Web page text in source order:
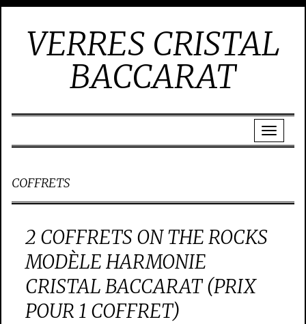
VERRES CRISTAL
BACCARAT
COFFRETS
2 COFFRETS ON THE ROCKS
MODÈLE HARMONIE
CRISTAL BACCARAT (PRIX
POUR 1 COFFRET)